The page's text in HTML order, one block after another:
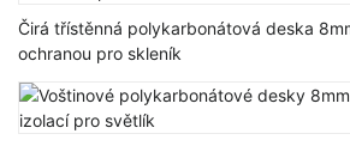
Čirá třístěnná polykarbonátová deska
ochranou pro skleník